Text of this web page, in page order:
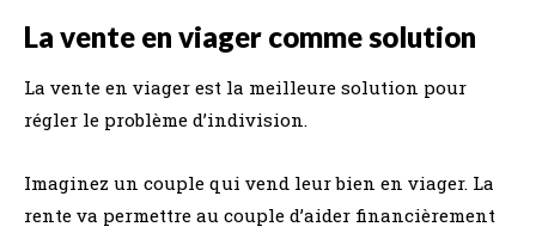
La vente en viager comme solution
La vente en viager est la meilleure solution pour
régler le problème d’indivision.
Imaginez un couple qui vend leur bien en viager. La
rente va permettre au couple d’aider financièrement